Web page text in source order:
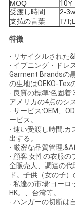
プ
ラ
イ
バ
シ
ー
ポ
リ
シ
MOQ
10Y
受渡し時間
2-
支払の言葉
T/
特徴
- リサイクルされた
- イブニング・ドレ
Garment Brandsの
の生地はOEKO-Tex
- 良質の標準:色固着
アメリカの4点のシ
- サービス:OEM、
ービス。
- 速い受渡し時間:
出する。
- 厳密な品質管理
- 顧客:女性の衣服の
全販売人、調達の
ド。子供（女の子）
- 私達の市場:ヨーロ
HK。、台湾等。
- ハンガーの切断は